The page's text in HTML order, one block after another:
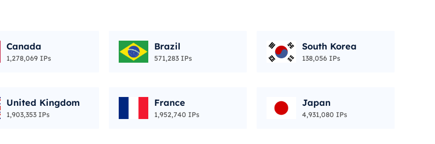
Canada
1,278,069 IPs
Brazil
571,283 IPs
South Korea
138,056 IPs
United Kingdom
1,903,353 IPs
France
1,952,740 IPs
Japan
4,931,080 IPs